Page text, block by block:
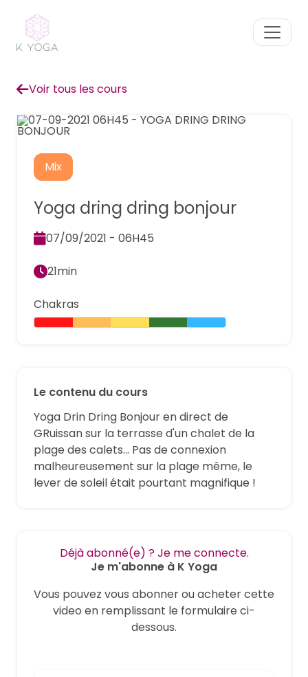
Voir tous les cours
Mix
Chakras
Yoga dring dring bonjour
07/09/2021 - 06H45
21min
Le contenu du cours
Yoga Drin Dring Bonjour en direct de
GRuissan sur la terrasse d'un chalet de la
plage des calets... Pas de connexion
malheureusement sur la plage même, le
lever de soleil était pourtant magnifique !
Déjà abonné(e) ? Je me connecte.
Je m'abonne à K Yoga
Vous pouvez vous abonner ou acheter cette
video en remplissant le formulaire ci-
dessous.